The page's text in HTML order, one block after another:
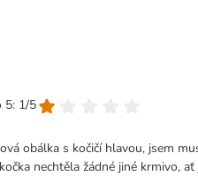
5: 1/5
obálka s kočičí hlavou, jsem
nechtěla žádné jiné krmivo,